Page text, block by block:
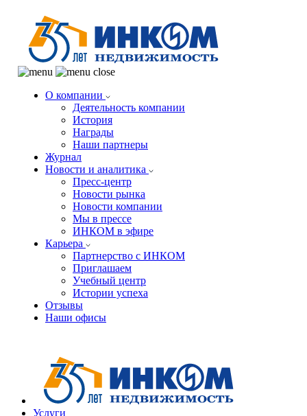
О компании
Деятельность компании
История
Награды
Наши партнеры
Журнал
Новости и аналитика
Пресс-центр
Новости рынка
Новости компании
Мы в прессе
ИНКОМ в эфире
Карьера
Партнерство с ИНКОМ
Приглашаем
Учебный центр
Истории успеха
Отзывы
Наши офисы
Услуги